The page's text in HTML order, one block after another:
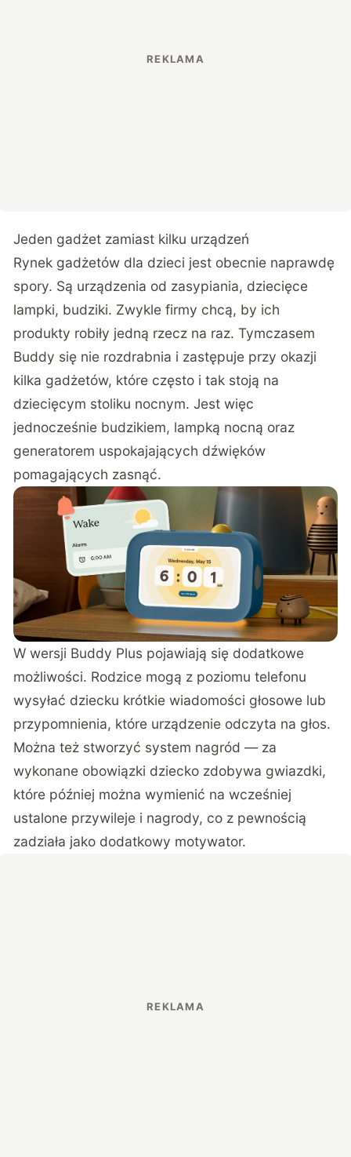
Jeden gadżet zamiast kilku urządzeń
Rynek gadżetów dla dzieci jest obecnie naprawdę
spory. Są urządzenia od zasypiania, dziecięce
lampki, budziki. Zwykle firmy chcą, by ich
produkty robiły jedną rzecz na raz. Tymczasem
Buddy się nie rozdrabnia i zastępuje przy okazji
kilka gadżetów, które często i tak stoją na
dziecięcym stoliku nocnym. Jest więc
jednocześnie budzikiem, lampką nocną oraz
generatorem uspokajających dźwięków
pomagających zasnąć.
W wersji Buddy Plus pojawiają się dodatkowe
możliwości. Rodzice mogą z poziomu telefonu
wysyłać dziecku krótkie wiadomości głosowe lub
przypomnienia, które urządzenie odczyta na głos.
Można też stworzyć system nagród — za
wykonane obowiązki dziecko zdobywa gwiazdki,
które później można wymienić na wcześniej
ustalone przywileje i nagrody, co z pewnością
zadziała jako dodatkowy motywator.